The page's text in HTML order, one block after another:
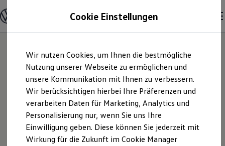
Hauptinhalt
springen
Footer
springen
Modelle und Konfigurator
Konfigurator
Modelle vergleichen
Elektroautos
ENERGY Sondermodelle
Nutzfahrzeuge
SUV und CUV
Familienautos
Kombis
Kompaktwagen
Sportwagen
Schnell verfügbare Fahrzeuge
Angebote und Produkte
Autohaus Scherhag
GmbH | Impressum
& Rechtliches
Cookie Einstellungen
Wir nutzen Cookies, um Ihnen die bestmögliche
Nutzung unserer Webseite zu ermöglichen und
unsere Kommunikation mit Ihnen zu verbessern.
Wir berücksichtigen hierbei Ihre Präferenzen und
verarbeiten Daten für Marketing, Analytics und
Personalisierung nur, wenn Sie uns Ihre
Einwilligung geben. Diese können Sie jederzeit mit
Wirkung für die Zukunft im Cookie Manager